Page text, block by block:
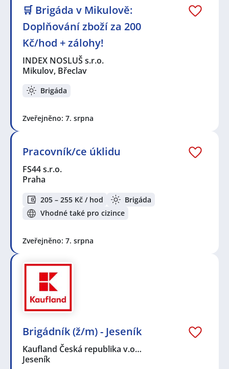
🛒 Brigáda v Mikulově:
Doplňování zboží za 200
Kč/hod + zálohy!
INDEX NOSLUŠ s.r.o.
Mikulov, Břeclav
Brigáda
Zveřejněno: 7. srpna
Pracovník/ce úklidu
FS44 s.r.o.
Praha
205 – 255 Kč / hod
Brigáda
Vhodné také pro cizince
Zveřejněno: 7. srpna
Brigádník (ž/m) - Jeseník
Kaufland Česká republika v.o…
Jeseník